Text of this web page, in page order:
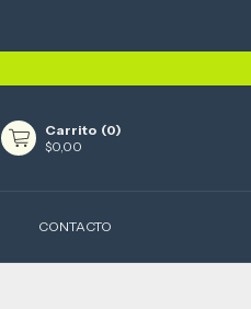
Carrito (0)
$0,00
CONTACTO